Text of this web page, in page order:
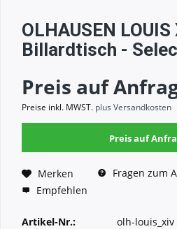
OLHAUSEN LOUIS
Billardtisch -
Preis auf
Preise inkl. MWST. plus Versandkosten
Preis auf
Merken
Fragen zum
Empfehlen
Artikel-Nr.: olh-louis_xiv